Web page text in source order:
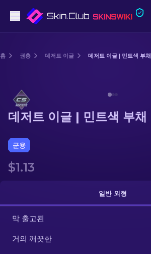
저격소총
장갑
기타
홈 권총 데저트 이글 데저트 이글 | 민트색 부채
데저트 이글 | 민트색 부채
군용
$1.13
일반 외형
막 출고된
거의 깨끗한